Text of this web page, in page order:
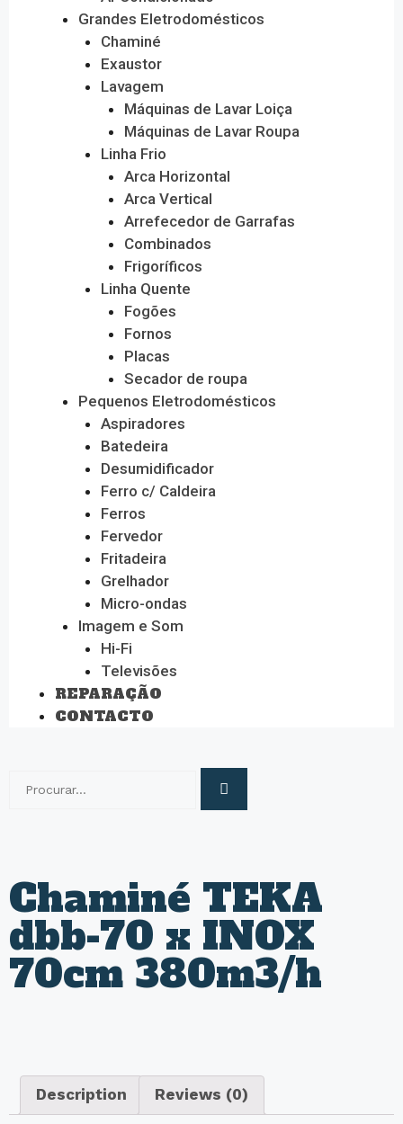
Grandes Eletrodomésticos
Chaminé
Exaustor
Lavagem
Máquinas de Lavar Loiça
Máquinas de Lavar Roupa
Linha Frio
Arca Horizontal
Arca Vertical
Arrefecedor de Garrafas
Combinados
Frigoríficos
Linha Quente
Fogões
Fornos
Placas
Secador de roupa
Pequenos Eletrodomésticos
Aspiradores
Batedeira
Desumidificador
Ferro c/ Caldeira
Ferros
Fervedor
Fritadeira
Grelhador
Micro-ondas
Imagem e Som
Hi-Fi
Televisões
REPARAÇÃO
CONTACTO
Chaminé TEKA
dbb-70 x INOX
70cm 380m3/h
Description Reviews (0)